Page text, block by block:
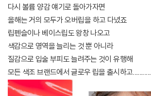
다시 볼륨 양감 얘기로 돌아가자면
올해는 거의 모두가 오버립을 하고 다녔죠
립펜슬이나 베이스립도 왕창 나오고
색감으로 영역을 늘리는 것 뿐 아니라
질감으로 입술 부피도 늘려주는 것이 유행해
모든 색조 브랜드에서 글로우 립을 출시하고.............